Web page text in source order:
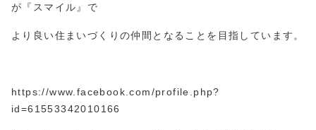
が『スマイル』で
より良い住まいづくりの仲間となることを目指しています。
https://www.facebook.com/profile.php?
id=61553342010166